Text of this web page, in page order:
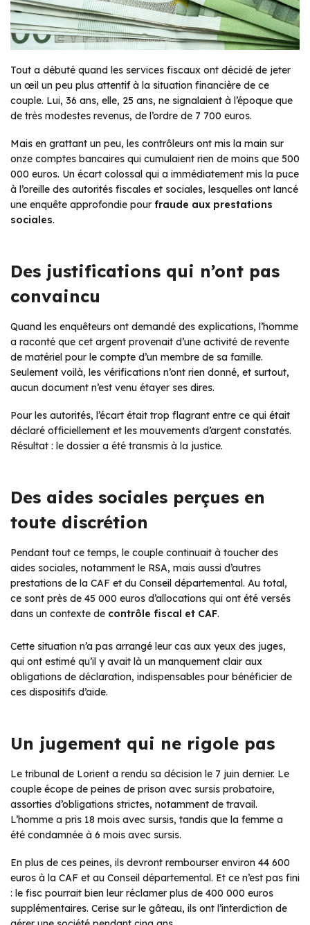
Tout a débuté quand les services fiscaux ont décidé de jeter
un œil un peu plus attentif à la situation financière de ce
couple. Lui, 36 ans, elle, 25 ans, ne signalaient à l’époque que
de très modestes revenus, de l’ordre de 7 700 euros.
Mais en grattant un peu, les contrôleurs ont mis la main sur
onze comptes bancaires qui cumulaient rien de moins que 500
000 euros. Un écart colossal qui a immédiatement mis la puce
à l’oreille des autorités fiscales et sociales, lesquelles ont lancé
une enquête approfondie pour fraude aux prestations
sociales.
Des justifications qui n’ont pas
convaincu
Quand les enquêteurs ont demandé des explications, l’homme
a raconté que cet argent provenait d’une activité de revente
de matériel pour le compte d’un membre de sa famille.
Seulement voilà, les vérifications n’ont rien donné, et surtout,
aucun document n’est venu étayer ses dires.
Pour les autorités, l’écart était trop flagrant entre ce qui était
déclaré officiellement et les mouvements d’argent constatés.
Résultat : le dossier a été transmis à la justice.
Des aides sociales perçues en
toute discrétion
Pendant tout ce temps, le couple continuait à toucher des
aides sociales, notamment le RSA, mais aussi d’autres
prestations de la CAF et du Conseil départemental. Au total,
ce sont près de 45 000 euros d’allocations qui ont été versés
dans un contexte de contrôle fiscal et CAF.
Cette situation n’a pas arrangé leur cas aux yeux des juges,
qui ont estimé qu’il y avait là un manquement clair aux
obligations de déclaration, indispensables pour bénéficier de
ces dispositifs d’aide.
Un jugement qui ne rigole pas
Le tribunal de Lorient a rendu sa décision le 7 juin dernier. Le
couple écope de peines de prison avec sursis probatoire,
assorties d’obligations strictes, notamment de travail.
L’homme a pris 18 mois avec sursis, tandis que la femme a
été condamnée à 6 mois avec sursis.
En plus de ces peines, ils devront rembourser environ 44 600
euros à la CAF et au Conseil départemental. Et ce n’est pas fini
: le fisc pourrait bien leur réclamer plus de 400 000 euros
supplémentaires. Cerise sur le gâteau, ils ont l’interdiction de